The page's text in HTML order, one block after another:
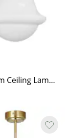
Bathroom Ceiling Lamp Sture Nickel/Opal White